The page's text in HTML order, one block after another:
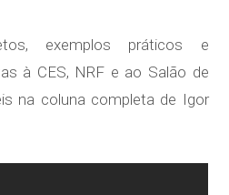
exemplos práticos e
à CES, NRF e ao Salão de
na coluna completa de Igor